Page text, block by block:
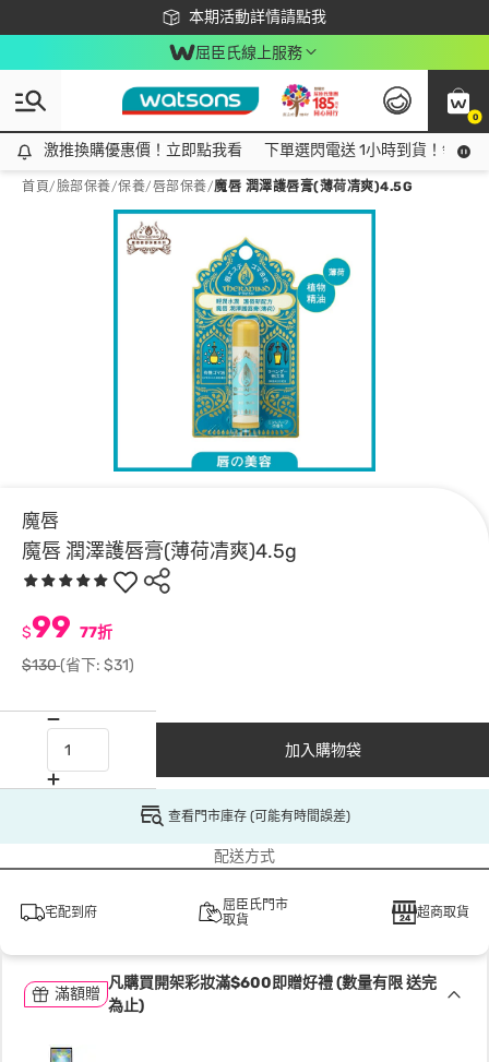
本期活動詳情請點我
下載app最高回饋$350
屈臣氏線上服務
0
激推換購優惠價！立即點我看
激推換購優惠價！立即點我看 下單選閃電送 1小時到貨！領神
首頁/臉部保養/保養/唇部保養/魔唇 潤澤護唇膏(薄荷凊爽)4.5G
魔唇
魔唇 潤澤護唇膏(薄荷凊爽)4.5g
$99 77折
$130(省下: $31)
加入購物袋
查看門市庫存 (可能有時間誤差)
配送方式
宅配到府
屈臣氏門市
取貨
超商取貨
滿額贈
凡購買開架彩妝滿$600即贈好禮 (數量有限 送完
為止)